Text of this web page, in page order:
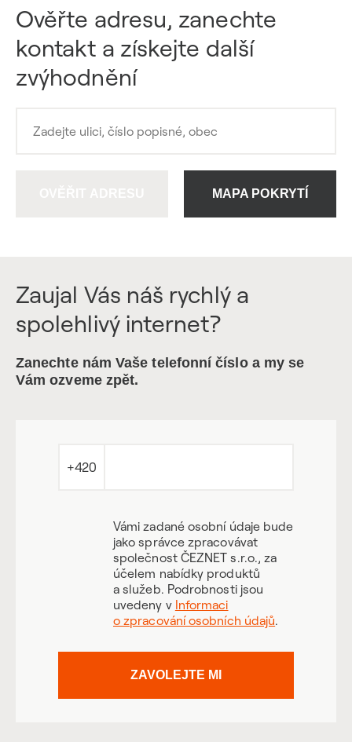
Ověřte adresu, zanechte
kontakt a získejte další
zvýhodnění
MAPA POKRYTÍ
Zaujal Vás náš rychlý a
spolehlivý internet?
Zanechte nám Vaše telefonní číslo a my se
Vám ozveme zpět.
+420
Vámi zadané osobní údaje bude
jako správce zpracovávat
společnost ČEZNET s.r.o., za
účelem nabídky produktů
a služeb. Podrobnosti jsou
uvedeny v Informaci
o zpracování osobních údajů.
ZAVOLEJTE MI